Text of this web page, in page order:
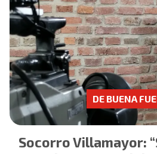
Socorro Villamayor:
DE BUENA